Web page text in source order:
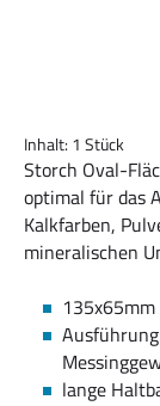
Inhalt: 1 Stück
Storch Oval-
optimal für das
Kalkfarben,
mineralischen
lange